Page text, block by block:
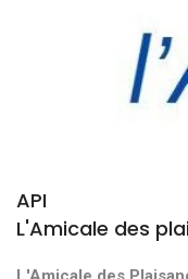
API
L'Amicale des